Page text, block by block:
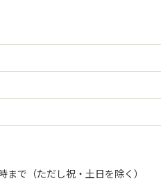
で（ただし祝・土日を除く）